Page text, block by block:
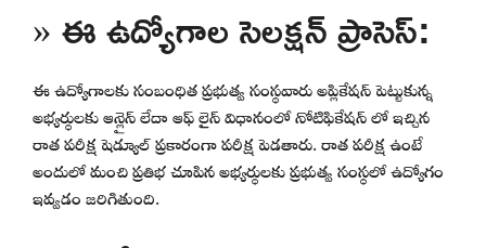
» ఈ ఉద్యోగాల సెలక్షన్ ప్రాసెస్:
ఈ ఉద్యోగాలకు సంబంధిత ప్రభుత్వ సంస్థవారు అప్లికేషన్ పెట్టుకున్న
అభ్యర్థులకు ఆన్లైన్ లేదా ఆఫ్ లైన్ విధానంలో నోటిఫికేషన్ లో ఇచ్చిన
రాత పరీక్ష షెడ్యూల్ ప్రకారంగా పరీక్ష పెడతారు. రాత పరీక్ష ఉంటే
అందులో మంచి ప్రతిభ చూపిన అభ్యర్థులకు ప్రభుత్వ సంస్థలో ఉద్యోగం
ఇవ్వడం జరిగితుంది.